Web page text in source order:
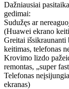
Dažniausiai
gedimai:
Sudužęs ar
(Huawei ekrano
Greitai
keitimas, telefonas
Krovimo lizdo
remontas, „super
Telefonas
ekranas)